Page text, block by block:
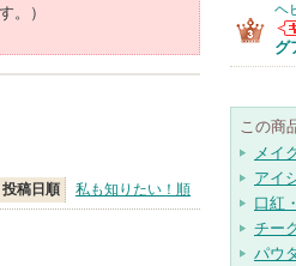
。）
投稿日順 私も知りたい！順
ヘ
ヘ
シ
グ
この商
メイ
アイ
口紅
チー
パウ